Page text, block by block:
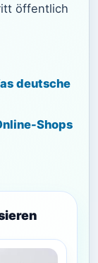
öffentlich
deutsche
Shops